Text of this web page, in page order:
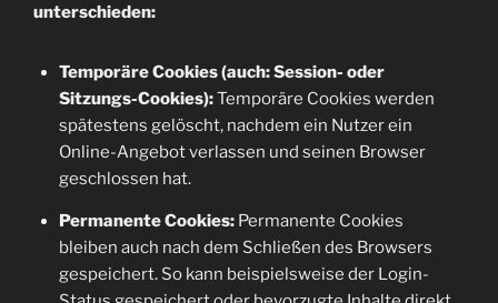
unterschieden:
Temporäre Cookies (auch: Session- oder
Sitzungs-Cookies):Temporäre Cookies werden
spätestens gelöscht, nachdem ein Nutzer ein
Online-Angebot verlassen und seinen Browser
geschlossen hat.
Permanente Cookies:Permanente Cookies
bleiben auch nach dem Schließen des Browsers
gespeichert. So kann beispielsweise der Login-